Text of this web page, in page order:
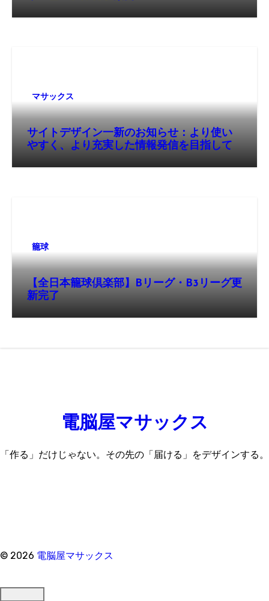
マサックス
サイトデザイン一新のお知らせ：より使い
やすく、より充実した情報発信を目指して
籠球
【全日本籠球倶楽部】Bリーグ・B3リーグ更
新完了
電脳屋マサックス
「作る」だけじゃない。その先の「届ける」をデザインする。
© 2026 電脳屋マサックス